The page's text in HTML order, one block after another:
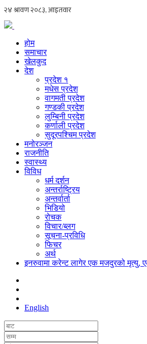
होम
समाचार
खेलकुद
देश
प्रदेश १
मधेस प्रदेश
वागमती प्रदेश
गण्डकी प्रदेश
लुम्बिनी प्रदेश
कर्णाली प्रदेश
सुदूरपश्चिम प्रदेश
मनोरञ्जन
राजनीति
स्वास्थ्य
विविध
धर्म दर्शन
अन्तर्राष्ट्रिय
अन्तर्वार्ता
भिडियो
रोचक
विचार/ब्लग
सूचना-प्रविधि
फिचर
अर्थ
इनरुवामा करेन्ट लागेर एक मजदुरको मृत्यु,
English